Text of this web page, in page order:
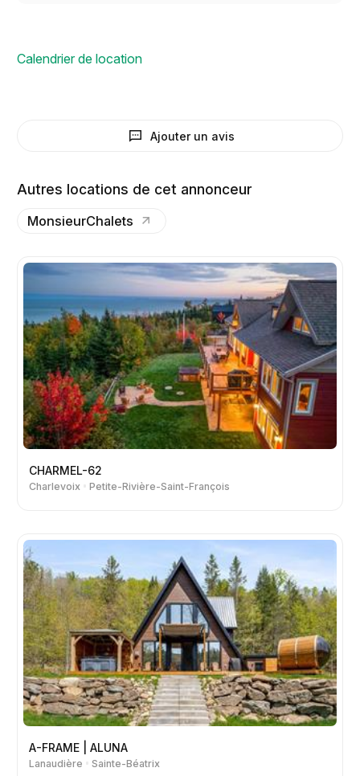
Calendrier de location
Ajouter un avis
Autres locations de cet annonceur
MonsieurChalets
CHARMEL-62
Charlevoix Petite-Rivière-Saint-François
A-FRAME | ALUNA
Lanaudière Sainte-Béatrix